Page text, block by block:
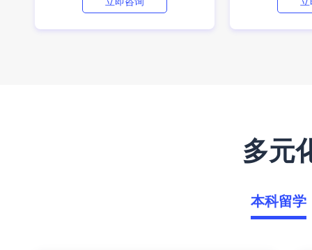
多元
本科留学